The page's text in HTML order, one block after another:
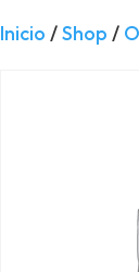
Inicio /Shop /